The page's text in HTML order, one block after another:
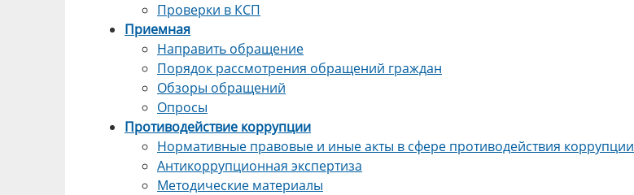
Проверки в КСП
Приемная
Направить обращение
Порядок рассмотрения обращений граждан
Обзоры обращений
Опросы
Противодействие коррупции
Нормативные правовые и иные акты в сфере противодействия коррупции
Антикоррупционная экспертиза
Методические материалы